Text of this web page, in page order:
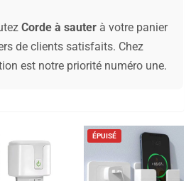
Corde à sauter à votre panier
de clients satisfaits. Chez
est notre priorité numéro une.
ÉPUISÉ